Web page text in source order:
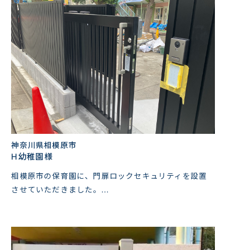
神奈川県相模原市
H幼稚園様
相模原市の保育園に、門扉ロックセキュリティを設置
させていただきました。...